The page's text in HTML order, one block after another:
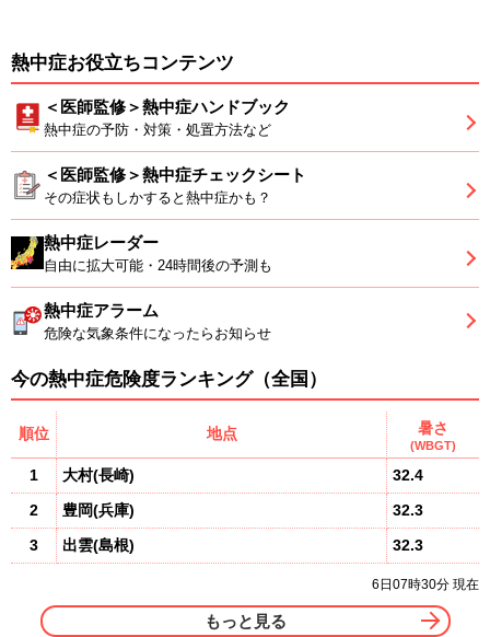
熱中症お役立ちコンテンツ
＜医師監修＞熱中症ハンドブック
熱中症の予防・対策・処置方法など
＜医師監修＞熱中症チェックシート
その症状もしかすると熱中症かも？
熱中症レーダー
自由に拡大可能・24時間後の予測も
熱中症アラーム
危険な気象条件になったらお知らせ
今の熱中症危険度ランキング（全国）
順位 地点 暑さ
(WBGT)
1 大村(長崎)
32.4
2
豊岡(兵庫)
32.3
3
出雲(島根) 32.3
6日07時30分 現在
もっと見る